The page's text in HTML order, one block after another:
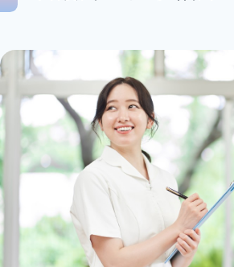
よくあるご質問
募集情報・採用につ